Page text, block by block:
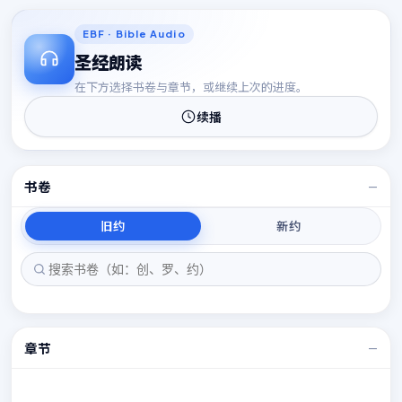
EBF · Bible Audio
圣经朗读
在下方选择书卷与章节，或继续上次的进度。
续播
书卷 —
旧约 新约
章节 —